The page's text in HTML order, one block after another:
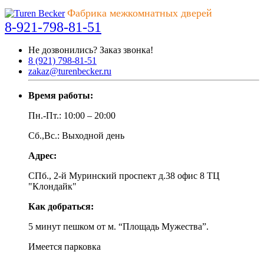
Фабрика межкомнатных дверей
8-921-798-81-51
Не дозвонились? Заказ звонка!
8 (921) 798-81-51
zakaz@turenbecker.ru
Время работы:
Пн.-Пт.: 10:00 – 20:00
Сб.,Вс.: Выходной день
Адрес:
СПб., 2-й Муринский проспект д.38 офис 8 ТЦ
"Клондайк"
Как добраться:
5 минут пешком от м. “Площадь Мужества”.
Имеется парковка